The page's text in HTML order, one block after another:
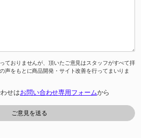
ておりませんが、頂いたご意見はスタッフがすべて拝
声をもとに商品開発・サイト改善を行ってまいりま
せはお問い合わせ専用フォームから